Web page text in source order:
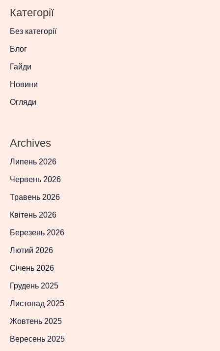
Категорії
Без категорії
Блог
Гайди
Новини
Огляди
Archives
Липень 2026
Червень 2026
Травень 2026
Квітень 2026
Березень 2026
Лютий 2026
Січень 2026
Грудень 2025
Листопад 2025
Жовтень 2025
Вересень 2025